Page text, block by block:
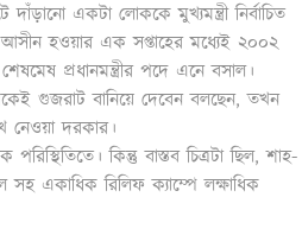
একটা লোককে মুখ্যমন্ত্রী নির্বাচিত
হওয়ার এক সপ্তাহের মধ্যেই ২০০২
প্রধানমন্ত্রীর পদে এনে বসাল।
গুজরাট বানিয়ে দেবেন বলছেন, তখন
নেওয়া দরকার।
কিন্তু বাস্তব চিত্রটা ছিল, শাহ-
একাধিক রিলিফ ক্যাম্পে লক্ষাধিক